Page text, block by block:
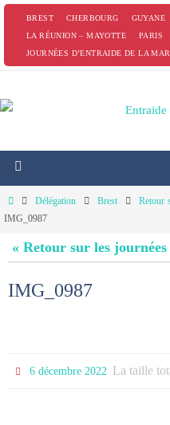
PasserBREST CHERBOURG GUYANE
LA RÉUNION – MAYOTTE
PARIS
JOURNÉES D’ENTRAIDE DE LA
HomeDélégation Brest
Retour
IMG_0987
« Retour sur les
IMG_0987
6 décembre 2022 La taille